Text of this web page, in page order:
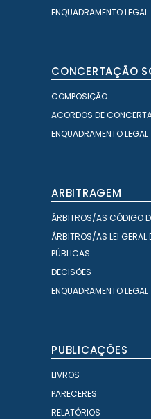
ENQUADRAMENTO LEGAL
CONCERTAÇÃO
COMPOSIÇÃO
ACORDOS DE
ENQUADRAMENTO LEGAL
ARBITRAGEM
ÁRBITROS/AS CÓDIGO
ÁRBITROS/AS LEI GERAL
PÚBLICAS
DECISÕES
ENQUADRAMENTO LEGAL
PUBLICAÇÕES
LIVROS
PARECERES
RELATÓRIOS